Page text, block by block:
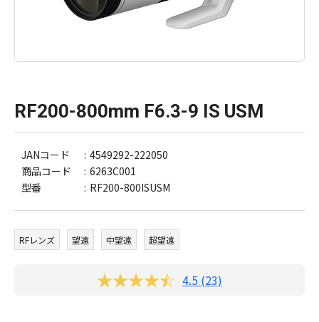
RF200-800mm F6.3-9 IS USM
JANコード
4549292-222050
商品コード
6263C001
型番
RF200-800ISUSM
RFレンズ 望遠 中望遠 超望遠
4.5 (23)